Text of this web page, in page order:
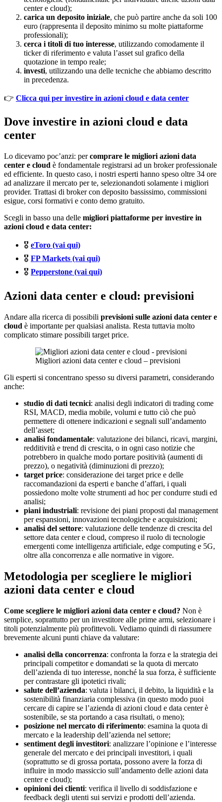
center e cloud);
carica un deposito iniziale, che può partire anche da soli 100
euro (rappresenta il deposito minimo su molte piattaforme
professionali);
cerca i titoli di tuo interesse, utilizzando comodamente il
ticker di riferimento e valuta l’asset sul grafico della
quotazione in tempo reale;
investi, utilizzando una delle tecniche che abbiamo descritto
in precedenza.
👉 Clicca qui per investire in azioni cloud e data center
Dove investire in azioni cloud e data
center
Lo dicevamo poc’anzi: percomprare le migliori azioni data
center e cloud è fondamentale registrarsi ad un broker professionale
ed efficiente. In questo caso, i nostri esperti hanno speso oltre 34 ore
ad analizzare il mercato per te, selezionandoti solamente i migliori
provider. Trattasi di broker con deposito bassissimo, commissioni
esigue, corsi formativi e conto demo gratuito.
Scegli in basso una delle migliori piattaforme per investire in
azioni cloud e data center:
🎖️ eToro (vai qui)
🎖️ FP Markets (vai qui)
🎖️ Pepperstone (vai qui)
Azioni data center e cloud: previsioni
Andare alla ricerca di possibili previsioni sulle azioni data center e
cloud è importante per qualsiasi analista. Resta tuttavia molto
complicato stimare possibili target price.
Migliori azioni data center e cloud – previsioni
Gli esperti si concentrano spesso su diversi parametri, considerando
anche:
studio di dati tecnici: analisi degli indicatori di trading come
RSI, MACD, media mobile, volumi e tutto ciò che può
permettere di ottenere indicazioni e segnali sull’andamento
dell’asset;
analisi fondamentale: valutazione dei bilanci, ricavi, margini,
redditività e trend di crescita, o in ogni caso notizie che
potrebbero in qualche modo portare positività (aumenti di
prezzo), o negatività (diminuzioni di prezzo);
target price: considerazione dei target price e delle
raccomandazioni da esperti e banche d’affari, i quali
possiedono molte volte strumenti ad hoc per condurre studi ed
analisi;
piani industriali: revisione dei piani proposti dal management
per espansioni, innovazioni tecnologiche e acquisizioni;
analisi del settore: valutazione delle tendenze di crescita del
settore data center e cloud, compreso il ruolo di tecnologie
emergenti come intelligenza artificiale, edge computing e 5G,
oltre alla concorrenza e alle normative in vigore.
Metodologia per scegliere le migliori
azioni data center e cloud
Come scegliere le migliori azioni data center e cloud? Non è
semplice, soprattutto per un investitore alle prime armi, selezionare i
titoli potenzialmente più profittevoli. Vediamo quindi di riassumere
brevemente alcuni punti chiave da valutare:
analisi della concorrenza: confronta la forza e la strategia dei
principali competitor e domandati se la quota di mercato
dell’azienda di tuo interesse, nonché la sua forza, è sufficiente
per contrastare gli ipotetici rivali;
salute dell’azienda: valuta i bilanci, il debito, la liquidità e la
sostenibilità finanziaria complessiva (in questo modo puoi
cercare di capire se l’azienda di azioni cloud e data center è
sostenibile, se sta portando a casa risultati, o meno);
posizione nel mercato di riferimento: esamina la quota di
mercato e la leadership dell’azienda nel settore;
sentiment degli investitori: analizzare l’opinione e l’interesse
generale del mercato e dei principali investitori, i quali
(soprattutto se di grossa portata, possono avere la forza di
influire in modo massiccio sull’andamento delle azioni data
center e cloud);
opinioni dei clienti: verifica il livello di soddisfazione e
feedback degli utenti sui servizi e prodotti dell’azienda.